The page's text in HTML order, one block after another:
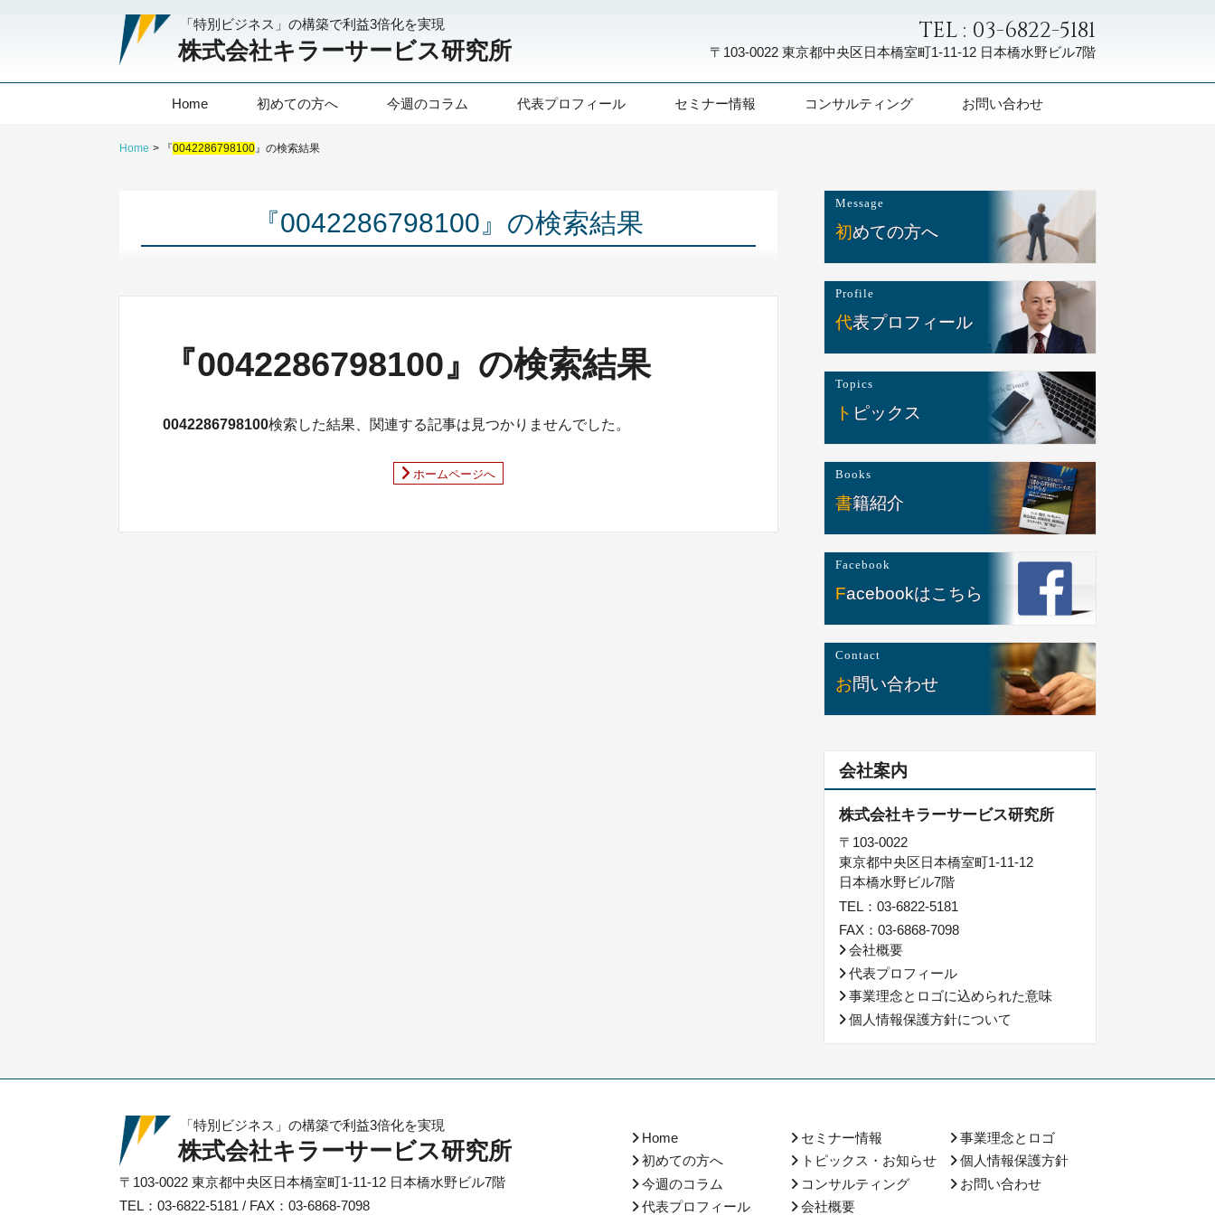
「特別ビジネス」の構築で利益3倍化を実現
株式会社キラーサービス研究所
TEL : 03-6822-5181
〒103-0022 東京都中央区日本橋室町1-11-12 日本橋水野ビル7階
Home 初めての方へ 今週のコラム 代表プロフィール セミナー情報 コンサルティング お問い合わせ
Home 『0042286798100』の検索結果
『0042286798100』の検索結果
『0042286798100』の検索結果
0042286798100検索した結果、関連する記事は見つかりませんでした。
ホームページへ
Message
初めての方へ
Profile
代表プロフィール
Topics
トピックス
Books
書籍紹介
Facebook
Facebookはこちら
Contact
お問い合わせ
会社案内
株式会社キラーサービス研究所
〒103-0022
東京都中央区日本橋室町1-11-12
日本橋水野ビル7階
TEL：03-6822-5181
FAX：03-6868-7098
会社概要
代表プロフィール
事業理念とロゴに込められた意味
個人情報保護方針について
Home
初めての方へ
今週のコラム
代表プロフィール
セミナー情報
トピックス・お知らせ
コンサルティング
会社概要
事業理念とロゴ
個人情報保護方針
お問い合わせ
「特別ビジネス」の構築で利益3倍化を実現
株式会社キラーサービス研究所
〒103-0022 東京都中央区日本橋室町1-11-12 日本橋水野ビル7階
TEL：03-6822-5181 / FAX：03-6868-7098